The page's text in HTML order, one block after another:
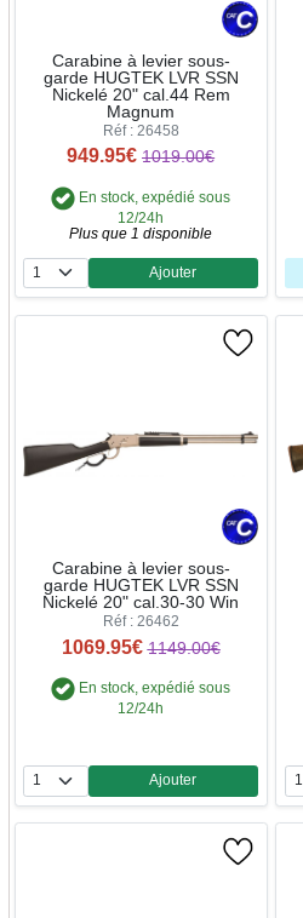
Carabine à levier sous-
garde HUGTEK LVR SSN
Nickelé 20" cal.44 Rem
Magnum
Réf : 26458
949.95€ 1019.00€
En stock, expédié sous
12/24h
Plus que 1 disponible
Quantité
Ajouter
Carabine à levier sous-
garde HUGTEK LVR SSN
Nickelé 20" cal.30-30 Win
Réf : 26462
1069.95€ 1149.00€
En stock, expédié sous
12/24h
Quantité
Ajouter